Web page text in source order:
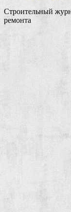
Строительный
ремонта